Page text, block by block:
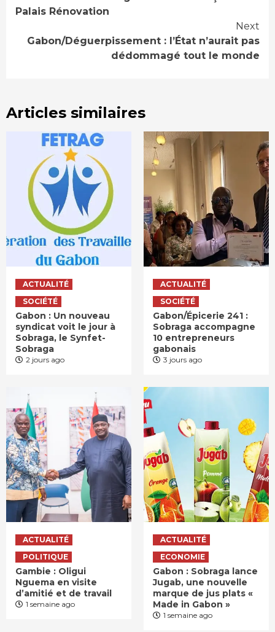
Reading
Palais Rénovation
Next
Gabon/Déguerpissement : l’État n’aurait pas
dédommagé tout le monde
Articles similaires
ACTUALITÉ
SOCIÉTÉ
Gabon : Un nouveau
syndicat voit le jour à
Sobraga, le Synfet-
Sobraga
2 jours ago
ACTUALITÉ
SOCIÉTÉ
Gabon/Épicerie 241 :
Sobraga accompagne
10 entrepreneurs
gabonais
3 jours ago
ACTUALITÉ
POLITIQUE
Gambie : Oligui
Nguema en visite
d’amitié et de travail
1 semaine ago
ACTUALITÉ
ECONOMIE
Gabon : Sobraga lance
Jugab, une nouvelle
marque de jus plats «
Made in Gabon »
1 semaine ago